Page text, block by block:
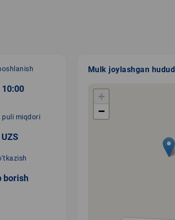
10:00
puli miqdori
borish
Mulk joylashgan hudud
+
−